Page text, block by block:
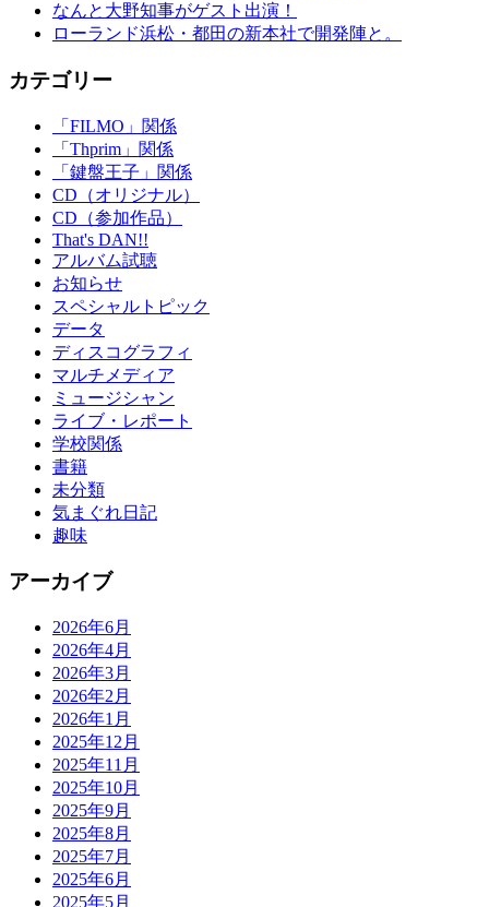
なんと大野知事がゲスト出演！
ローランド浜松・都田の新本社で開発陣と。
カテゴリー
「FILMO」関係
「Thprim」関係
「鍵盤王子」関係
CD（オリジナル）
CD（参加作品）
That's DAN!!
アルバム試聴
お知らせ
スペシャルトピック
データ
ディスコグラフィ
マルチメディア
ミュージシャン
ライブ・レポート
学校関係
書籍
未分類
気まぐれ日記
趣味
アーカイブ
2026年6月
2026年4月
2026年3月
2026年2月
2026年1月
2025年12月
2025年11月
2025年10月
2025年9月
2025年8月
2025年7月
2025年6月
2025年5月